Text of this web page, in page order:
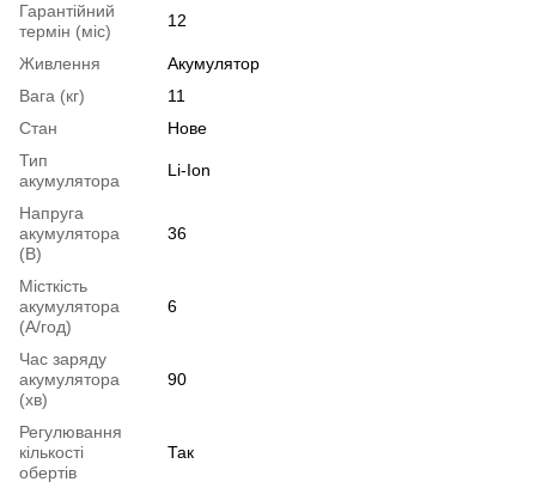
Гарантійний
термін (міс)
12
Живлення
Акумулятор
Вага (кг)
11
Стан
Нове
Тип
акумулятора
Li-Ion
Напруга
акумулятора
(В)
36
Місткість
акумулятора
(А/год)
6
Час заряду
акумулятора
(хв)
90
Регулювання
кількості
обертів
Так